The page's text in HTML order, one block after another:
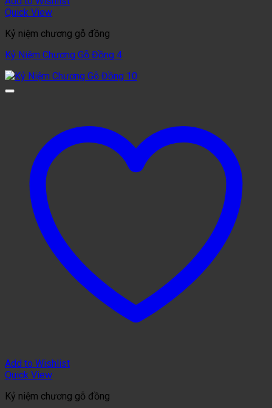
Quick View
Kỷ niệm chương gỗ đồng
Kỷ Niệm Chương Gỗ Đồng 4
Add to Wishlist
Quick View
Kỷ niệm chương gỗ đồng